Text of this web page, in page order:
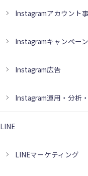
Instagramアカウント
Instagramキャンペー
Instagram広告
Instagram運用・分析
LINE
LINEマーケティング